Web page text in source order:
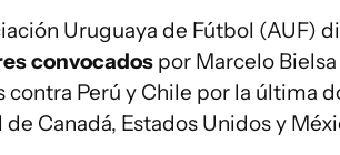
Uruguaya de Fútbol (AUF)
convocados por Marcelo Bielsa
contra Perú y Chile por la última
Canadá, Estados Unidos y